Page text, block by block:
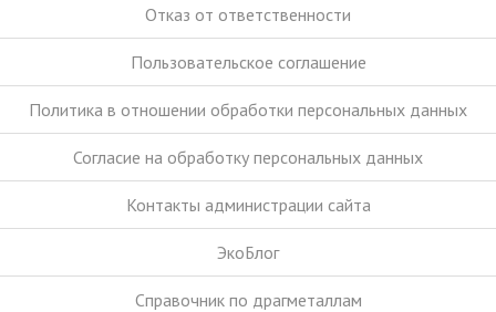
Отказ от ответственности
Пользовательское соглашение
Политика в отношении обработки персональных данных
Согласие на обработку персональных данных
Контакты администрации сайта
ЭкоБлог
Справочник по драгметаллам